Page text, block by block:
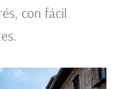
con fácil